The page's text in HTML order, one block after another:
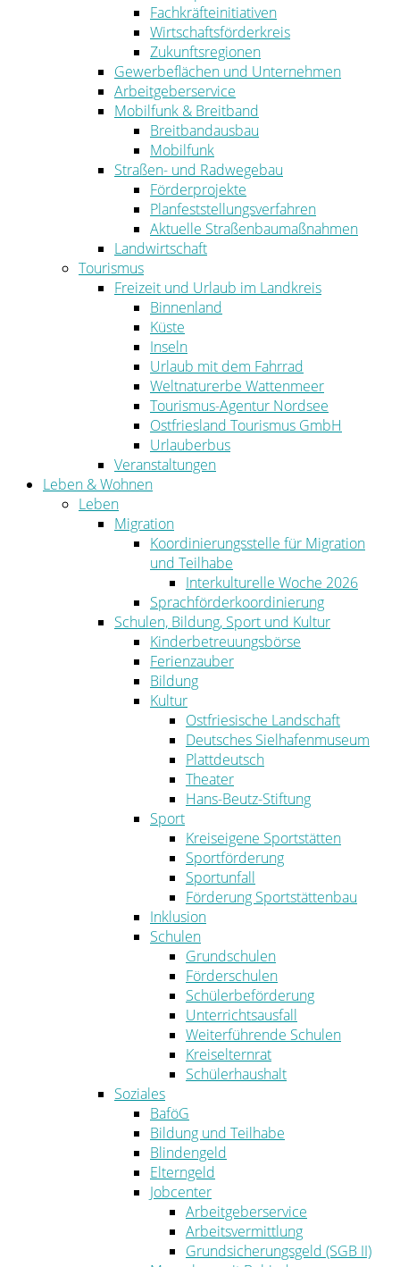
Fachkräfteinitiativen
Wirtschaftsförderkreis
Zukunftsregionen
Gewerbeflächen und Unternehmen
Arbeitgeberservice
Mobilfunk & Breitband
Breitbandausbau
Mobilfunk
Straßen- und Radwegebau
Förderprojekte
Planfeststellungsverfahren
Aktuelle Straßenbaumaßnahmen
Landwirtschaft
Tourismus
Freizeit und Urlaub im Landkreis
Binnenland
Küste
Inseln
Urlaub mit dem Fahrrad
Weltnaturerbe Wattenmeer
Tourismus-Agentur Nordsee
Ostfriesland Tourismus GmbH
Urlauberbus
Veranstaltungen
Leben & Wohnen
Leben
Migration
Koordinierungsstelle für Migration
und Teilhabe
Interkulturelle Woche 2026
Sprachförderkoordinierung
Schulen, Bildung, Sport und Kultur
Kinderbetreuungsbörse
Ferienzauber
Bildung
Kultur
Ostfriesische Landschaft
Deutsches Sielhafenmuseum
Plattdeutsch
Theater
Hans-Beutz-Stiftung
Sport
Kreiseigene Sportstätten
Sportförderung
Sportunfall
Förderung Sportstättenbau
Inklusion
Schulen
Grundschulen
Förderschulen
Schülerbeförderung
Unterrichtsausfall
Weiterführende Schulen
Kreiselternrat
Schülerhaushalt
Soziales
BaföG
Bildung und Teilhabe
Blindengeld
Elterngeld
Jobcenter
Arbeitgeberservice
Arbeitsvermittlung
Grundsicherungsgeld (SGB II)